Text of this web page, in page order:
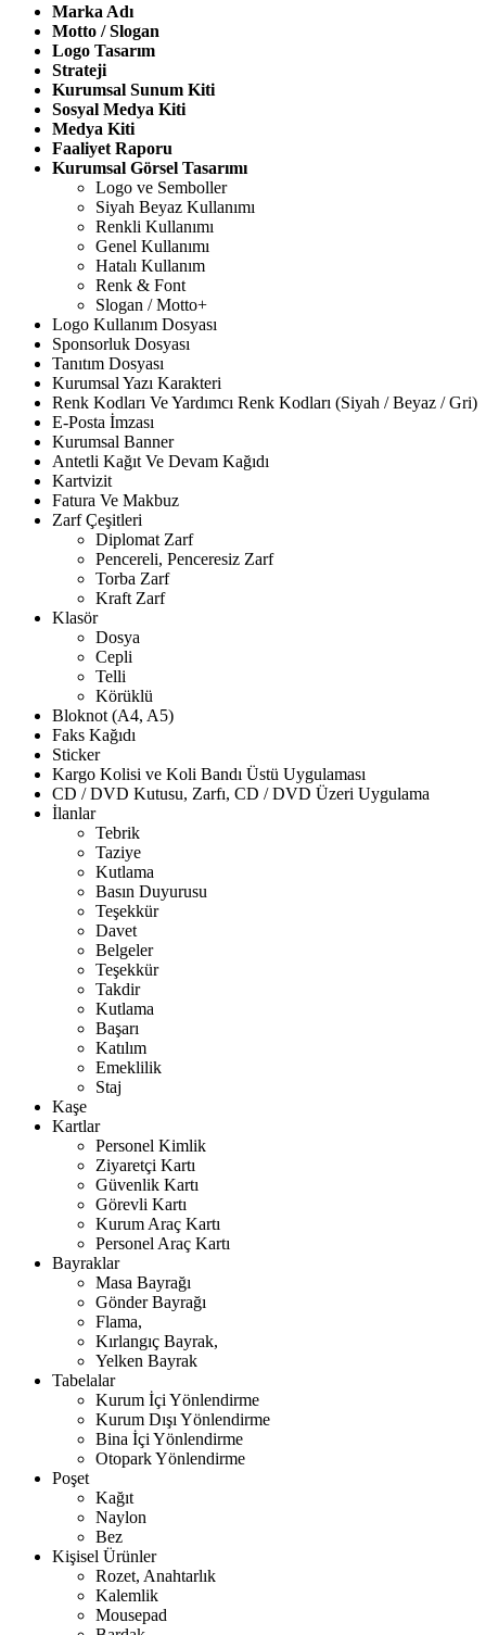
Marka Adı
Motto / Slogan
Logo Tasarım
Strateji
Kurumsal Sunum Kiti
Sosyal Medya Kiti
Medya Kiti
Faaliyet Raporu
Kurumsal Görsel Tasarımı
Logo ve Semboller
Siyah Beyaz Kullanımı
Renkli Kullanımı
Genel Kullanımı
Hatalı Kullanım
Renk & Font
Slogan / Motto+
Logo Kullanım Dosyası
Sponsorluk Dosyası
Tanıtım Dosyası
Kurumsal Yazı Karakteri
Renk Kodları Ve Yardımcı Renk Kodları (Siyah / Beyaz / Gri)
E-Posta İmzası
Kurumsal Banner
Antetli Kağıt Ve Devam Kağıdı
Kartvizit
Fatura Ve Makbuz
Zarf Çeşitleri
Diplomat Zarf
Pencereli, Penceresiz Zarf
Torba Zarf
Kraft Zarf
Klasör
Dosya
Cepli
Telli
Körüklü
Bloknot (A4, A5)
Faks Kağıdı
Sticker
Kargo Kolisi ve Koli Bandı Üstü Uygulaması
CD / DVD Kutusu, Zarfı, CD / DVD Üzeri Uygulama
İlanlar
Tebrik
Taziye
Kutlama
Basın Duyurusu
Teşekkür
Davet
Belgeler
Teşekkür
Takdir
Kutlama
Başarı
Katılım
Emeklilik
Staj
Kaşe
Kartlar
Personel Kimlik
Ziyaretçi Kartı
Güvenlik Kartı
Görevli Kartı
Kurum Araç Kartı
Personel Araç Kartı
Bayraklar
Masa Bayrağı
Gönder Bayrağı
Flama,
Kırlangıç Bayrak,
Yelken Bayrak
Tabelalar
Kurum İçi Yönlendirme
Kurum Dışı Yönlendirme
Bina İçi Yönlendirme
Otopark Yönlendirme
Poşet
Kağıt
Naylon
Bez
Kişisel Ürünler
Rozet, Anahtarlık
Kalemlik
Mousepad